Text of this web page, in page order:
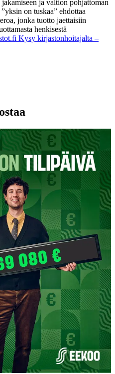
ja valtion pohjattoman
on tuskaa” ehdottaa
jonka tuotto jaettaisiin
henkisestä
Kysy kirjastonhoitajalta –